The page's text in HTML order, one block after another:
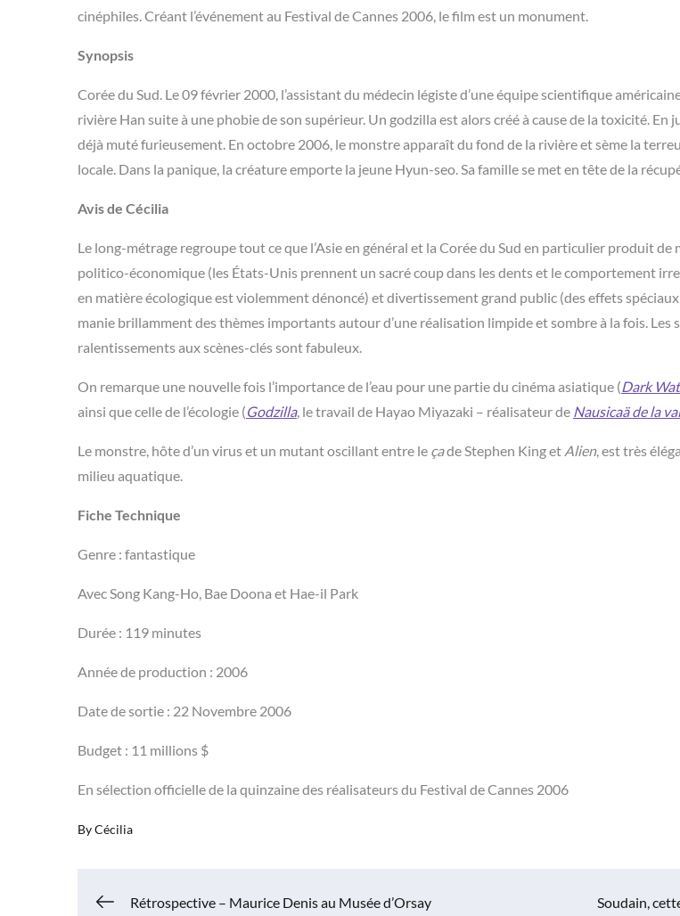
cinéphiles. Créant l’événement au Festival de Cannes 2006, le film est un monument.
Synopsis
Corée du Sud. Le 09 février 2000, l’assistant du médecin légiste d’une équipe scientifique
rivière Han suite à une phobie de son supérieur. Un godzilla est alors créé à cause de la toxicité. En
déjà muté furieusement. En octobre 2006, le monstre apparaît du fond de la rivière et sème la
locale. Dans la panique, la créature emporte la jeune Hyun-seo. Sa famille se met en tête de la
Avis de Cécilia
Le long-métrage regroupe tout ce que l’Asie en général et la Corée du Sud en particulier produit de
politico-économique (les États-Unis prennent un sacré coup dans les dents et le comportement
en matière écologique est violemment dénoncé) et divertissement grand public (des effets spéciaux
manie brillamment des thèmes importants autour d’une réalisation limpide et sombre à la fois. Les
ralentissements aux scènes-clés sont fabuleux.
On remarque une nouvelle fois l’importance de l’eau pour une partie du cinéma asiatique (Dark
ainsi que celle de l’écologie (Godzilla, le travail de Hayao Miyazaki – réalisateur de Nausicaä de la
Le monstre, hôte d’un virus et un mutant oscillant entre le çade Stephen King et Alien, est très
milieu aquatique.
Fiche Technique
Genre : fantastique
Avec Song Kang-Ho, Bae Doona et Hae-il Park
Durée : 119 minutes
Année de production : 2006
Date de sortie : 22 Novembre 2006
Budget : 11 millions $
En sélection officielle de la quinzaine des réalisateurs du Festival de Cannes 2006
ByCécilia
Rétrospective – Maurice Denis au Musée d’Orsay Soudain,